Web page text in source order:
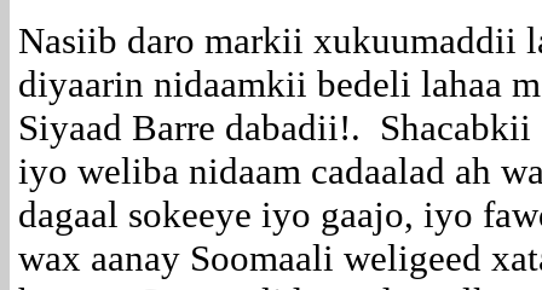
Nasiib daro markii xukuumaddii
diyaarin nidaamkii bedeli lahaa
Siyaad Barre dabadii!.
iyo weliba nidaam cadaalad ah
dagaal sokeeye iyo gaajo, iyo
wax aanay Soomaali weligeed